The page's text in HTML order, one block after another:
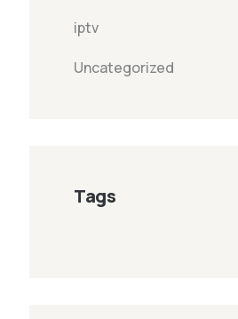
iptv
Uncategorized
Tags